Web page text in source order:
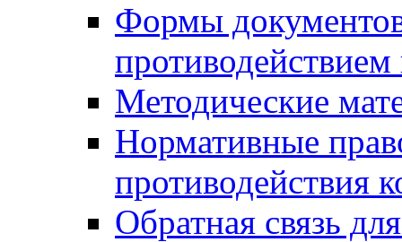
Формы
Методические
Нормативные
противодействия
Обратная связь